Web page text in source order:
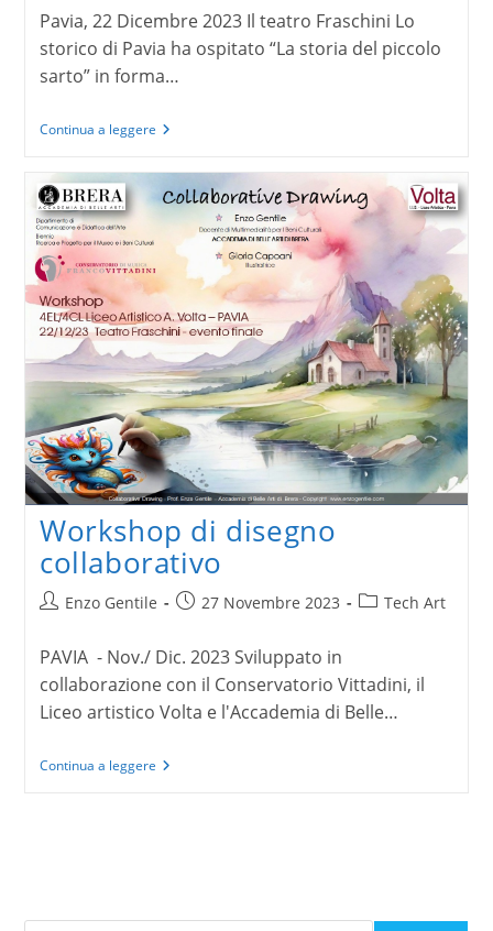
Pavia, 22 Dicembre 2023 Il teatro Fraschini Lo
storico di Pavia ha ospitato “La storia del piccolo
sarto” in forma…
Continua a leggereLa
Sarto
Workshop di disegno
collaborativo
AutoreEnzo Gentile
Articolo27 Novembre 2023
Categoria
Tech Art
PAVIA - Nov./ Dic. 2023 Sviluppato in
collaborazione con il Conservatorio Vittadini, il
Liceo artistico Volta e l'Accademia di Belle…
Continua a leggereWorkshop